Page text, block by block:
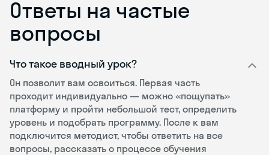
Ответы на частые
вопросы
Что такое вводный урок?
Он позволит вам освоиться. Первая часть
проходит индивидуально — можно «пощупать»
платформу и пройти небольшой тест, определить
уровень и подобрать программу. После к вам
подключится методист, чтобы ответить на все
вопросы, рассказать о процессе обучения